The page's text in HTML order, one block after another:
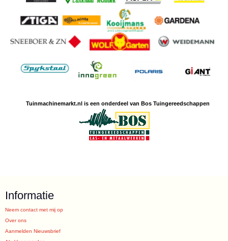
Tuinmachinemarkt.nl is een onderdeel van Bos Tuingereedschappen
Informatie
Neem contact met mij op
Over ons
Aanmelden Nieuwsbrief